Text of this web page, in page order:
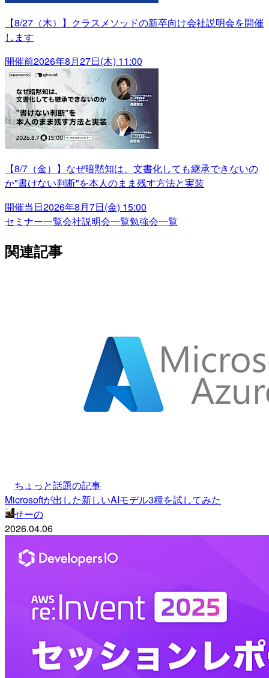
【8/27（木）】クラスメソッドの新卒向け会社説明会を開催
します
開催前2026年8月27日(木) 11:00
【8/7（金）】なぜ暗黙知は、文書化しても継承できないの
か"書けない判断"を本人のまま残す方法と実装
開催当日2026年8月7日(金) 15:00
セミナー一覧会社説明会一覧勉強会一覧
関連記事
ちょっと話題の記事
Microsoftが出した新しいAIモデル3種を試してみた
せーの
2026.04.06